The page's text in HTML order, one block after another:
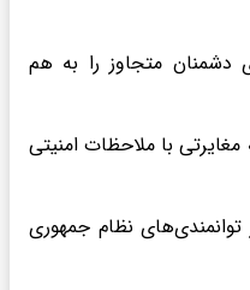
دشمنان متجاوز را به هم
با ملاحظات امنیتی
توانمندی‌های نظام جمهوری